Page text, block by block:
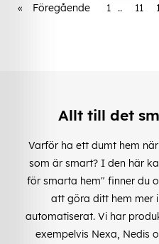
« Föregående 1 .. 11
Allt till det
Varför ha ett dumt hem
som är smart? I den här
för smarta hem" finner du
att göra ditt hem mer
automatiserat. Vi har
exempelvis Nexa, Nedis